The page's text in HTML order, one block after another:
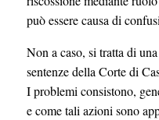
può essere causa di
Non a caso, si tratta di
sentenze della Corte di
I problemi consistono,
e come tali azioni sono